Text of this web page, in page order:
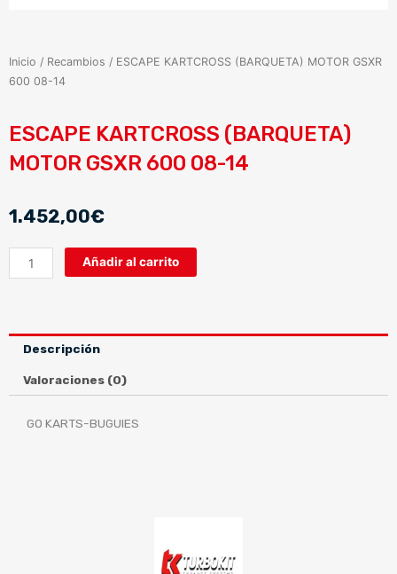
Inicio / Recambios / ESCAPE KARTCROSS (BARQUETA) MOTOR GSXR
600 08-14
ESCAPE KARTCROSS (BARQUETA)
MOTOR GSXR 600 08-14
1.452,00€
ESCAPE
KARTCROSS
GSXR
600
08-
14
Añadir al carrito
Descripción
Valoraciones (0)
GO KARTS-BUGUIES